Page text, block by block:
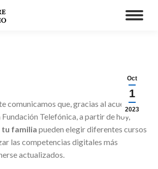
Oct
1
2023
comunicamos que, gracias al acuerdo
Telefónica, a partir de hoy,
familia pueden elegir diferentes cursos
las competencias digitales más
actualizados.